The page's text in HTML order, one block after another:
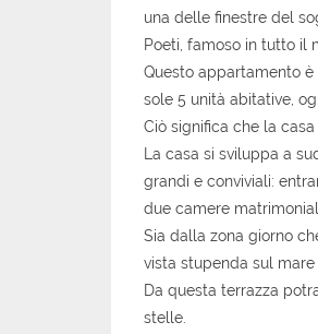
una delle finestre del
Poeti, famoso in tutto il
Questo appartamento
sole 5 unità abitative,
Ciò significa che la
La casa si sviluppa a
grandi e conviviali:
due camere
Sia dalla zona giorno
vista stupenda sul mare
Da questa terrazza
stelle.